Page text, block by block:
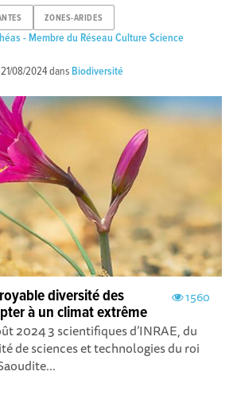
ZONES-ARIDES
- Membre du Réseau Culture Science
21/08/2024dans Biodiversité
1560
diversité des
à un climat extrême
2024 3 scientifiques d’INRAE, du
de sciences et technologies du roi